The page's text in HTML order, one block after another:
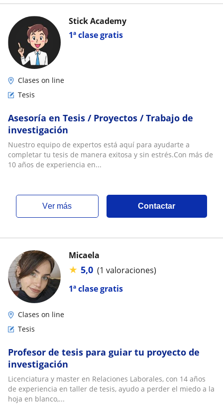
1ª clase gratis
Stick Academy
Clases on line
Tesis
Asesoría en Tesis / Proyectos / Trabajo de
investigación
Nuestro equipo de expertos está aquí para ayudarte a
completar tu tesis de manera exitosa y sin estrés.Con más de
10 años de experiencia en...
ver más Contactar
1ª clase gratis
Micaela
★ 5,0 (1 valoraciones)
Clases on line
Tesis
Profesor de tesis para guiar tu proyecto de
investigación
Licenciatura y master en Relaciones Laborales, con 14 años
de experiencia en taller de tesis, ayudo a perder el miedo a la
hoja en blanco,...